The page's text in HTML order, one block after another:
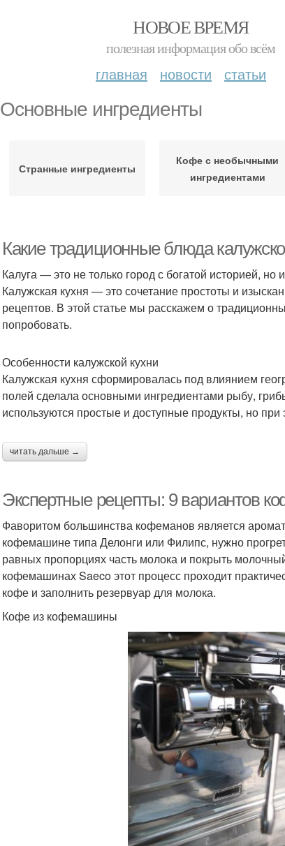
НОВОЕ ВРЕМЯ
полезная информация обо всём
главная новости статьи
Основные ингредиенты
Странные ингредиенты
Кофе с необычными
ингредиентами
Какие традиционные блюда
Калуга — это не только город с богатой историей,
Калужская кухня — это сочетание простоты и
рецептов. В этой статье мы расскажем о
попробовать.
Особенности калужской кухни
Калужская кухня сформировалась под влиянием
полей сделала основными ингредиентами рыбу,
используются простые и доступные продукты, но
читать дальше →
Экспертные рецепты: 9 вариантов
Фаворитом большинства кофеманов является
кофемашине типа Делонги или Филипс, нужно
равных пропорциях часть молока и покрыть
кофемашинах Saeco этот процесс проходит
кофе и заполнить резервуар для молока.
Кофе из кофемашины